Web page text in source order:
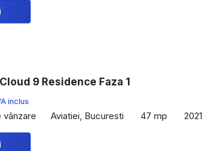
9 Residence Faza 1
inclus
vânzare Aviatiei, Bucuresti 47 mp 2021